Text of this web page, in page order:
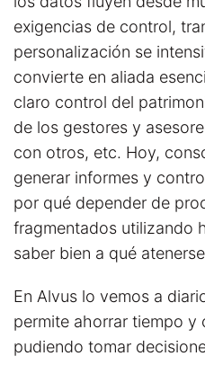
exigencias de control,
personalización se
convierte en aliada
claro control del
de los gestores y
con otros, etc. Hoy,
generar informes y
por qué depender de
fragmentados utilizando
saber bien a qué
En Alvus lo vemos a
permite ahorrar tiempo y
pudiendo tomar